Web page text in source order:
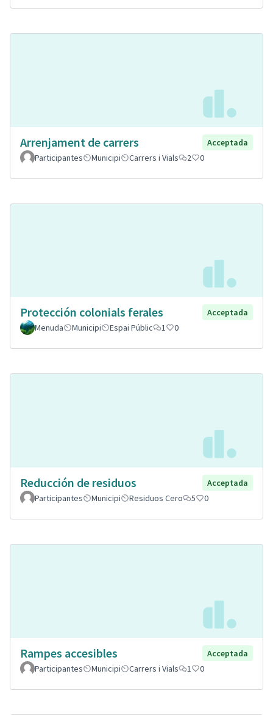
Arrenjament de carrers
Acceptada
Participantes
Municipi Carrers i Vials 2 0
Protección colonials ferales
Acceptada
Menuda
Municipi Espai Públic 1 0
Reducción de residuos
Acceptada
Participantes
Municipi Residuos Cero 5 0
Rampes accesibles
Acceptada
Participantes
Municipi Carrers i Vials 1 0